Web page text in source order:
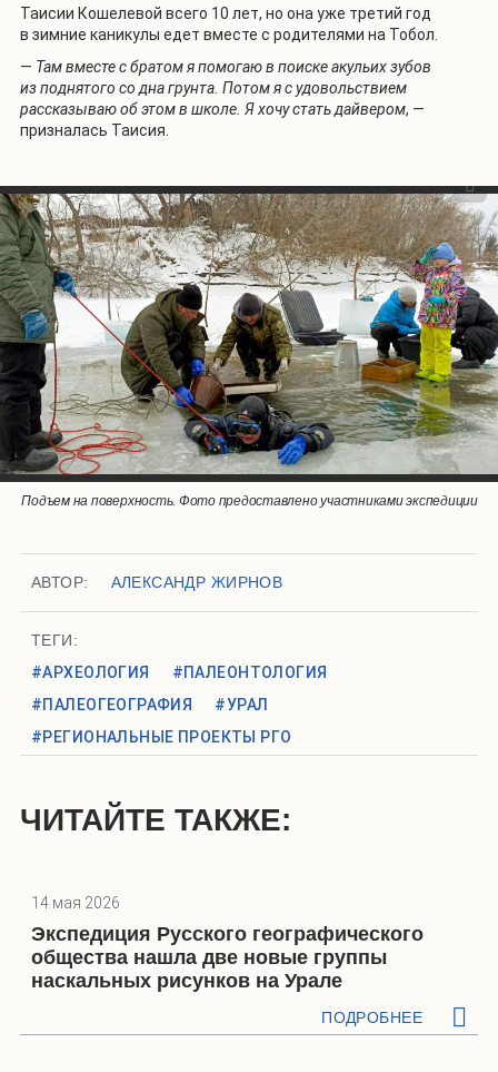
Таисии Кошелевой всего 10 лет, но она уже третий год
в зимние каникулы едет вместе с родителями на Тобол.
— Там вместе с братом я помогаю в поиске акульих зубов
из поднятого со дна грунта. Потом я с удовольствием
рассказываю об этом в школе. Я хочу стать дайвером, —
призналась Таисия.
Подъем на поверхность. Фото предоставлено участниками экспедиции
Поиск мелких фрагментов. Фото предоставлено участниками
экспедиции
Лед и артефакт. Фото предоставлено участниками экспедиции
Интересные находки. Фото предоставлено участниками экспедиции
АВТОР: АЛЕКСАНДР ЖИРНОВ
ТЕГИ:
#АРХЕОЛОГИЯ
#ПАЛЕОНТОЛОГИЯ
#ПАЛЕОГЕОГРАФИЯ
#УРАЛ
#РЕГИОНАЛЬНЫЕ ПРОЕКТЫ РГО
ЧИТАЙТЕ ТАКЖЕ:
14 мая 2026
Экспедиция Русского географического
общества нашла две новые группы
наскальных рисунков на Урале
ПОДРОБНЕЕ